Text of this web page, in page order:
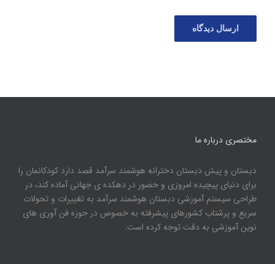
مختصری درباره ما
دبستان و پیش دبستان دخترانه هوشمند سرآمد قصد دارد کودکانمان را
برای دنیای پیچیده امروزی و حضور در دهکده ی جهانی آماده کند، در
طراحی سیستم آموزشی دبستان هوشمند سرآمد به تغییرات و تحولات
سریع و پرشتاب کشورهای پیشرفته به خصوص در حوزه فن آوری های
نوین آموزشی به دقت توجه کرده است.